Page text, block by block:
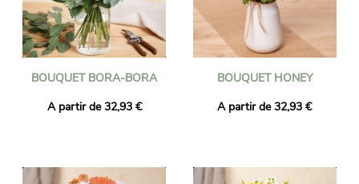
BOUQUET BORA-BORA
A partir de 32,93 €
BOUQUET HONEY
A partir de 32,93 €